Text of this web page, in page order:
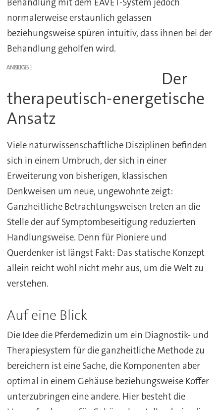
Behandlung mit dem EAVET-System jedoch
normalerweise erstaunlich gelassen
beziehungsweise spüren intuitiv, dass ihnen bei der
Behandlung geholfen wird.
ANZEIGE
Der
therapeutisch-energetische
Ansatz
Viele naturwissenschaftliche Disziplinen befinden
sich in einem Umbruch, der sich in einer
Erweiterung von bisherigen, klassischen
Denkweisen um neue, ungewohnte zeigt:
Ganzheitliche Betrachtungsweisen treten an die
Stelle der auf Symptombeseitigung reduzierten
Handlungsweise. Denn für Pioniere und
Querdenker ist längst Fakt: Das statische Konzept
allein reicht wohl nicht mehr aus, um die Welt zu
verstehen.
Auf eine Blick
Die Idee die Pferdemedizin um ein Diagnostik- und
Therapiesystem für die ganzheitliche Methode zu
bereichern ist eine Sache, die Komponenten aber
optimal in einem Gehäuse beziehungsweise Koffer
unterzubringen eine andere. Hier besteht die